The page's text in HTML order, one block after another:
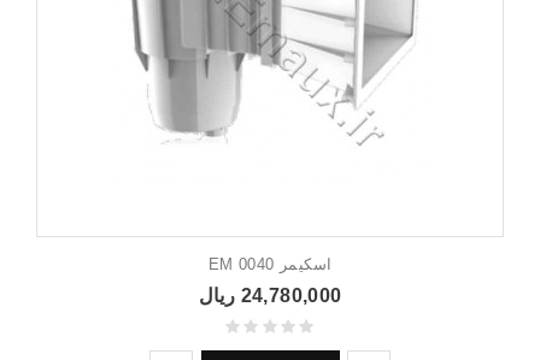
اسکیمر EM 0040
24,780,000 ریال